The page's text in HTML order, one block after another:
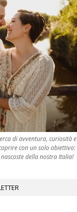
di avventura, curiosità e
con un solo obiettivo:
della nostra Italia!